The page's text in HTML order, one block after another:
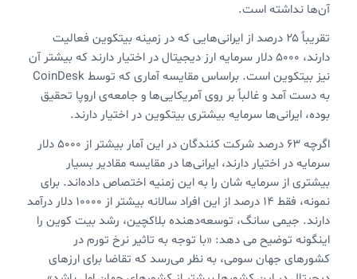
آن‌ها نداشته است.
تقریباً ۲۵ درصد از ایرانی‌هایی که در زمینه بیتکوین فعالیت
دارند، ۵۰۰۰ دلار سرمایه ارز دیجیتال در اختیار دارند که بیشتر آن
نیز بیتکوین است. براساس مقایسه آماری که توسط CoinDesk
به دست آمد و غالباً بر روی آمریکایی‌ها و جامعه‌ی اروپا تحقیق
بوده، ایرانی‌ها سرمایه بیشتری بیتکوین در اختیار دارند.
اگرچه ۶۳ درصد شرکت کنندگان در این آمار بیشتر از ۵۰۰۰ دلار
سرمایه در اختیار دارند، ایرانی‌ها در مقایسه مقادیر بسیار
بیشتری از سرمایه شان را به این زمنیه اختصاص داده‌اند. برای
نمونه، فقط ۱۴ درصد از این افراد سالانه بیشتر از ۱۰۰۰۰ دلار درآمد
دارند. جیمی سانگ، توسعه‌دهنده بلاکچین، رشد بیت کوین را
اینگونه توضیح می دهد: «با توجه به تاثیر نرخ تورم در
کشورهای جهان سومی، به نظر می‌رسد که تقاضا برای ارزهای